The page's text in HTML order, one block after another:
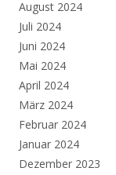
August 2024
Juli 2024
Juni 2024
Mai 2024
April 2024
März 2024
Februar 2024
Januar 2024
Dezember 2023